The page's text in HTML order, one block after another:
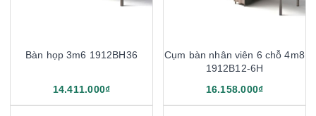
Bàn họp 3m6 1912BH36
14.411.000₫
Cụm bàn nhân viên 6 chỗ 4m8
1912B12-6H
16.158.000₫